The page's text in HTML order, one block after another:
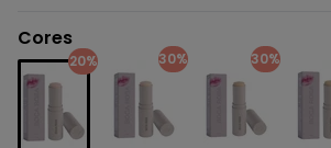
Cores
20% 30% 30%